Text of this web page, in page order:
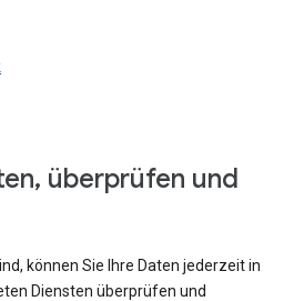
überprüfen und
können Sie Ihre Daten jederzeit in
Diensten überprüfen und